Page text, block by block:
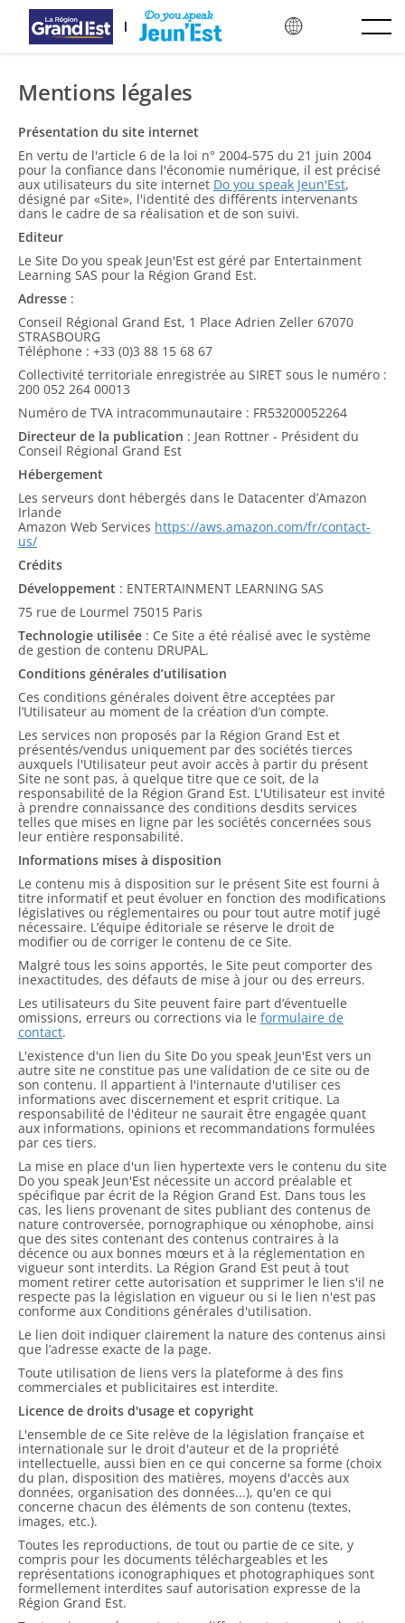
跳至主要內容
Mentions légales
Présentation du site internet
En vertu de l'article 6 de la loi n° 2004-575 du 21 juin 2004
pour la confiance dans l'économie numérique, il est précisé
aux utilisateurs du site internet Do you speak Jeun'Est,
désigné par «Site», l'identité des différents intervenants
dans le cadre de sa réalisation et de son suivi.
Editeur
Le Site Do you speak Jeun'Est est géré par Entertainment
Learning SAS pour la Région Grand Est.
Adresse :
Conseil Régional Grand Est, 1 Place Adrien Zeller 67070
STRASBOURG
Téléphone : +33 (0)3 88 15 68 67
Collectivité territoriale enregistrée au SIRET sous le numéro :
200 052 264 00013
Numéro de TVA intracommunautaire : FR53200052264
Directeur de la publication : Jean Rottner - Président du
Conseil Régional Grand Est
Hébergement
Les serveurs dont hébergés dans le Datacenter d’Amazon
Irlande
Amazon Web Services https://aws.amazon.com/fr/contact-
us/
Crédits
Développement : ENTERTAINMENT LEARNING SAS
75 rue de Lourmel 75015 Paris
Technologie utilisée : Ce Site a été réalisé avec le système
de gestion de contenu DRUPAL.
Conditions générales d’utilisation
Ces conditions générales doivent être acceptées par
l’Utilisateur au moment de la création d’un compte.
Les services non proposés par la Région Grand Est et
présentés/vendus uniquement par des sociétés tierces
auxquels l'Utilisateur peut avoir accès à partir du présent
Site ne sont pas, à quelque titre que ce soit, de la
responsabilité de la Région Grand Est. L'Utilisateur est invité
à prendre connaissance des conditions desdits services
telles que mises en ligne par les sociétés concernées sous
leur entière responsabilité.
Informations mises à disposition
Le contenu mis à disposition sur le présent Site est fourni à
titre informatif et peut évoluer en fonction des modifications
législatives ou réglementaires ou pour tout autre motif jugé
nécessaire. L’équipe éditoriale se réserve le droit de
modifier ou de corriger le contenu de ce Site.
Malgré tous les soins apportés, le Site peut comporter des
inexactitudes, des défauts de mise à jour ou des erreurs.
Les utilisateurs du Site peuvent faire part d’éventuelle
omissions, erreurs ou corrections via le formulaire de
contact.
L'existence d'un lien du Site Do you speak Jeun'Est vers un
autre site ne constitue pas une validation de ce site ou de
son contenu. Il appartient à l'internaute d'utiliser ces
informations avec discernement et esprit critique. La
responsabilité de l'éditeur ne saurait être engagée quant
aux informations, opinions et recommandations formulées
par ces tiers.
La mise en place d'un lien hypertexte vers le contenu du site
Do you speak Jeun'Est nécessite un accord préalable et
spécifique par écrit de la Région Grand Est. Dans tous les
cas, les liens provenant de sites publiant des contenus de
nature controversée, pornographique ou xénophobe, ainsi
que des sites contenant des contenus contraires à la
décence ou aux bonnes mœurs et à la réglementation en
vigueur sont interdits. La Région Grand Est peut à tout
moment retirer cette autorisation et supprimer le lien s'il ne
respecte pas la législation en vigueur ou si le lien n'est pas
conforme aux Conditions générales d'utilisation.
Le lien doit indiquer clairement la nature des contenus ainsi
que l’adresse exacte de la page.
Toute utilisation de liens vers la plateforme à des fins
commerciales et publicitaires est interdite.
Licence de droits d'usage et copyright
L'ensemble de ce Site relève de la législation française et
internationale sur le droit d'auteur et de la propriété
intellectuelle, aussi bien en ce qui concerne sa forme (choix
du plan, disposition des matières, moyens d'accès aux
données, organisation des données...), qu'en ce qui
concerne chacun des éléments de son contenu (textes,
images, etc.).
Toutes les reproductions, de tout ou partie de ce site, y
compris pour les documents téléchargeables et les
représentations iconographiques et photographiques sont
formellement interdites sauf autorisation expresse de la
Région Grand Est.